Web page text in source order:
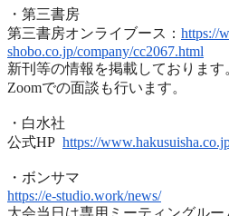
・第三書房
第三書房オンライブース： https://
shobo.co.jp/company/cc2067.html
新刊等の情報を掲載しております
Zoomでの面談も行います。
・白水社
公式HP https://www.hakusuisha.
・ボンサマ
https://e-studio.work/news/